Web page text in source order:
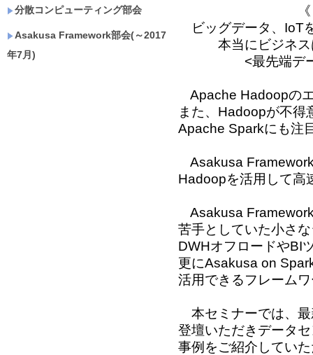
分散コンピューティング部会
Asakusa Framework部会(～2017
年7月)
《 2015
ビッグデータ、IoT
本当にビジネスは
<最先端データ利
Apache Hadoopの
また、Hadoopが不得
Apache Sparkにも注
Asakusa
Hadoopを活用して高
Asakusa
苦手としていた小さ
DWHオフロードやBI
更にAsakusa on
活用できるフレーム
本セミナーでは、最
登壇いただきデータ
事例をご紹介してい